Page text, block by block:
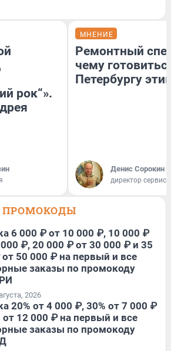
рок“».
МНЕНИЕ
Ремонтный
чему
Петербургу
Денис Сорокин
директор
ПРОМОКОДЫ
6 000 ₽ от 10 000 ₽, 10 000 ₽
₽, 20 000 ₽ от 30 000 ₽ и 35
50 000 ₽ на первый и все
заказы по промокоду
2026
20% от 4 000 ₽, 30% от 7 000 ₽
от 12 000 ₽ на первый и все
заказы по промокоду